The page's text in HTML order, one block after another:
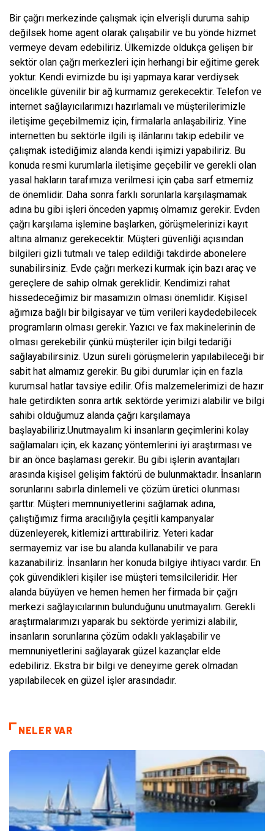
Bir çağrı merkezinde çalışmak için elverişli duruma sahip
değilsek home agent olarak çalışabilir ve bu yönde hizmet
vermeye devam edebiliriz. Ülkemizde oldukça gelişen bir
sektör olan çağrı merkezleri için herhangi bir eğitime gerek
yoktur. Kendi evimizde bu işi yapmaya karar verdiysek
öncelikle güvenilir bir ağ kurmamız gerekecektir. Telefon ve
internet sağlayıcılarımızı hazırlamalı ve müşterilerimizle
iletişime geçebilmemiz için, firmalarla anlaşabiliriz. Yine
internetten bu sektörle ilgili iş ilânlarını takip edebilir ve
çalışmak istediğimiz alanda kendi işimizi yapabiliriz. Bu
konuda resmi kurumlarla iletişime geçebilir ve gerekli olan
yasal hakların tarafımıza verilmesi için çaba sarf etmemiz
de önemlidir. Daha sonra farklı sorunlarla karşılaşmamak
adına bu gibi işleri önceden yapmış olmamız gerekir. Evden
çağrı karşılama işlemine başlarken, görüşmelerinizi kayıt
altına almanız gerekecektir. Müşteri güvenliği açısından
bilgileri gizli tutmalı ve talep edildiği takdirde abonelere
sunabilirsiniz. Evde çağrı merkezi kurmak için bazı araç ve
gereçlere de sahip olmak gereklidir. Kendimizi rahat
hissedeceğimiz bir masamızın olması önemlidir. Kişisel
ağımıza bağlı bir bilgisayar ve tüm verileri kaydedebilecek
programların olması gerekir. Yazıcı ve fax makinelerinin de
olması gerekebilir çünkü müşteriler için bilgi tedariği
sağlayabilirsiniz. Uzun süreli görüşmelerin yapılabileceği bir
sabit hat almamız gerekir. Bu gibi durumlar için en fazla
kurumsal hatlar tavsiye edilir. Ofis malzemelerimizi de hazır
hale getirdikten sonra artık sektörde yerimizi alabilir ve bilgi
sahibi olduğumuz alanda çağrı karşılamaya
başlayabiliriz.Unutmayalım ki insanların geçimlerini kolay
sağlamaları için, ek kazanç yöntemlerini iyi araştırması ve
bir an önce başlaması gerekir. Bu gibi işlerin avantajları
arasında kişisel gelişim faktörü de bulunmaktadır. İnsanların
sorunlarını sabırla dinlemeli ve çözüm üretici olunması
şarttır. Müşteri memnuniyetlerini sağlamak adına,
çalıştığımız firma aracılığıyla çeşitli kampanyalar
düzenleyerek, kitlemizi arttırabiliriz. Yeteri kadar
sermayemiz var ise bu alanda kullanabilir ve para
kazanabiliriz. İnsanların her konuda bilgiye ihtiyacı vardır. En
çok güvendikleri kişiler ise müşteri temsilcileridir. Her
alanda büyüyen ve hemen hemen her firmada bir çağrı
merkezi sağlayıcılarının bulunduğunu unutmayalım. Gerekli
araştırmalarımızı yaparak bu sektörde yerimizi alabilir,
insanların sorunlarına çözüm odaklı yaklaşabilir ve
memnuniyetlerini sağlayarak güzel kazançlar elde
edebiliriz. Ekstra bir bilgi ve deneyime gerek olmadan
yapılabilecek en güzel işler arasındadır.
NELER VAR